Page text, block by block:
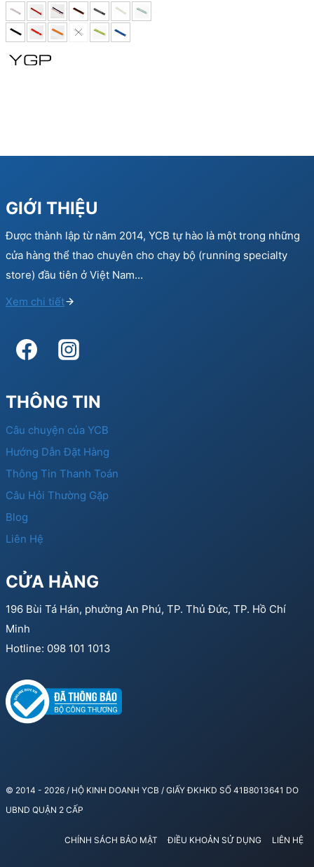
was:
150.000 ₫.
is:
90.000 ₫.
GIỚI THIỆU
Được thành lập từ năm 2014, YCB tự hào là một trong những
cửa hàng thể thao chuyên cho chạy bộ (running specialty
store) đầu tiên ở Việt Nam…
Xem chi tiết
THÔNG TIN
Câu chuyện của YCB
Hướng Dẫn Đặt Hàng
Thông Tin Thanh Toán
Câu Hỏi Thường Gặp
Blog
Liên Hệ
CỬA HÀNG
196 Bùi Tá Hán, phường An Phú, TP. Thủ Đức, TP. Hồ Chí
Minh
Hotline: 098 101 1013
© 2014 - 2026 / HỘ KINH DOANH YCB / GIẤY ĐKHKD SỐ 41B8013641 DO
UBND QUẬN 2 CẤP
CHÍNH SÁCH BẢO MẬT ĐIỀU KHOẢN SỬ DỤNG LIÊN HỆ